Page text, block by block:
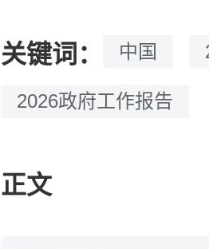
关键词： 中国
2026政府工作报告
正文